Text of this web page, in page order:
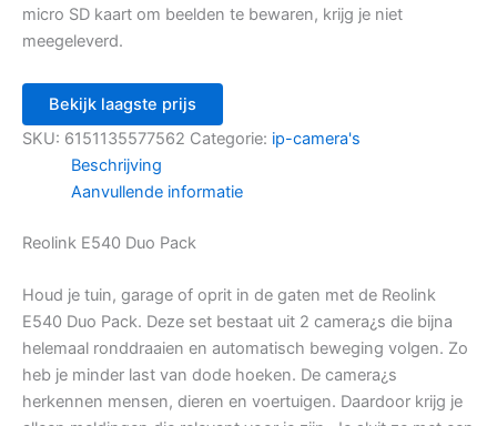
micro SD kaart om beelden te bewaren, krijg je niet
meegeleverd.
Bekijk laagste prijs
SKU: 6151135577562 Categorie: ip-camera's
Beschrijving
Aanvullende informatie
Reolink E540 Duo Pack
Houd je tuin, garage of oprit in de gaten met de Reolink
E540 Duo Pack. Deze set bestaat uit 2 camera¿s die bijna
helemaal ronddraaien en automatisch beweging volgen. Zo
heb je minder last van dode hoeken. De camera¿s
herkennen mensen, dieren en voertuigen. Daardoor krijg je